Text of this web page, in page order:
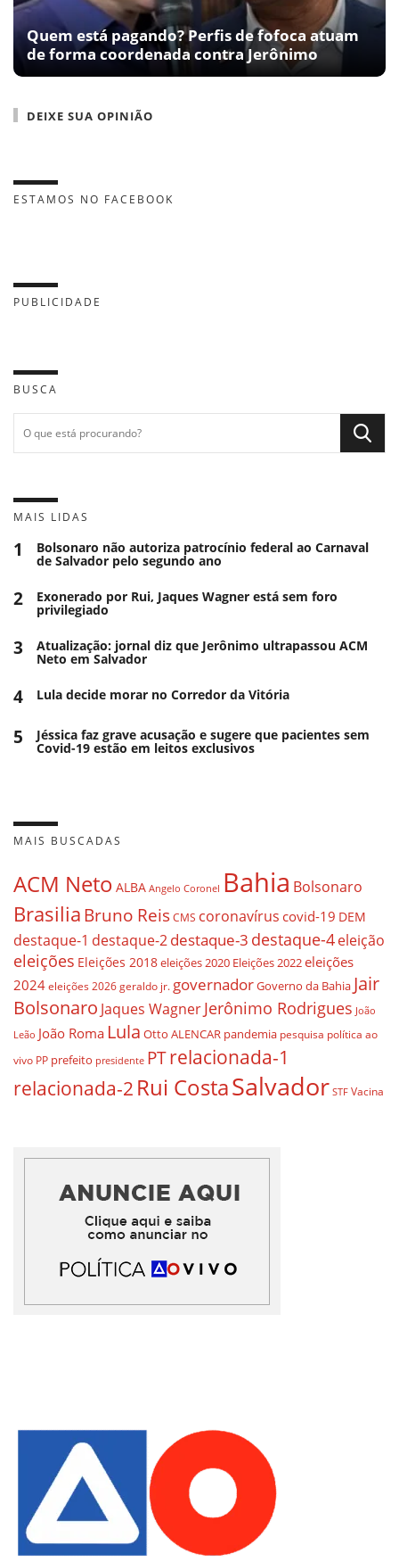
Quem está pagando? Perfis de fofoca atuam
de forma coordenada contra Jerônimo
DEIXE SUA OPINIÃO
ESTAMOS NO FACEBOOK
PUBLICIDADE
BUSCA
MAIS LIDAS
1 Bolsonaro não autoriza patrocínio federal ao Carnaval
de Salvador pelo segundo ano
2 Exonerado por Rui, Jaques Wagner está sem foro
privilegiado
3 Atualização: jornal diz que Jerônimo ultrapassou ACM
Neto em Salvador
4 Lula decide morar no Corredor da Vitória
5 Jéssica faz grave acusação e sugere que pacientes sem
Covid-19 estão em leitos exclusivos
MAIS BUSCADAS
ACM Neto ALBA Angelo Coronel Bahia Bolsonaro
BrasiliaBruno ReisCMS coronavírus covid-19 DEM
destaque-1 destaque-2destaque-3 destaque-4eleição
eleições Eleições 2018eleições 2020 Eleições 2022eleições
2024 eleições 2026 geraldo jr. governadorGoverno da Bahia Jair
Bolsonaro Jaques WagnerJerônimo Rodrigues João
Leão João Roma Lula Otto ALENCAR pandemia pesquisa política ao
vivo PP prefeito presidente PTrelacionada-1
relacionada-2 Rui CostaSalvador STF Vacina